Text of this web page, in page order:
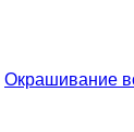
Окрашивание